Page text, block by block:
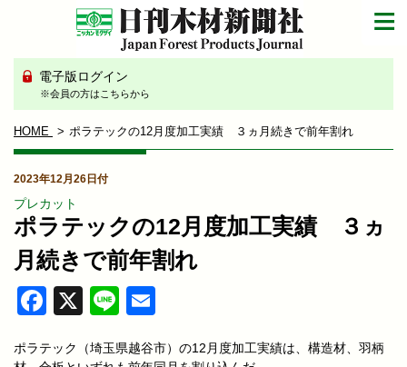
電子版ログイン
※会員の方はこちらから
HOME ポラテックの12月度加工実績 ３ヵ月続きで前年割れ
2023年12月26日付
プレカット
ポラテックの12月度加工実績 ３ヵ
月続きで前年割れ
Facebook
X Line
ポラテック（埼玉県越谷市）の12月度加工実績は、構造材、羽柄